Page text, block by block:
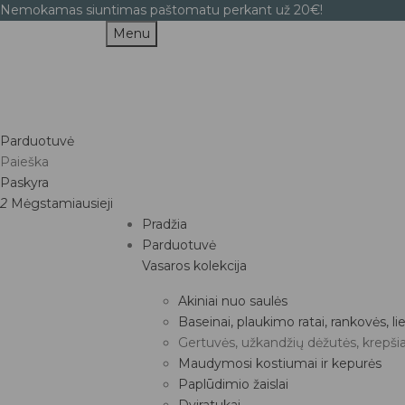
Nemokamas siuntimas paštomatu perkant už 20€!
Menu
Parduotuvė
Paieška
Paskyra
2 Mėgstamiausieji
Pradžia
Parduotuvė
Vasaros kolekcija
Akiniai nuo saulės
Baseinai, plaukimo ratai, rankovės,
Gertuvės, užkandžių dėžutės,
Maudymosi kostiumai ir kepurės
Paplūdimio žaislai